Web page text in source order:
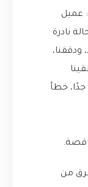
عميل
نادرة
ودققنا،
خطأ
من